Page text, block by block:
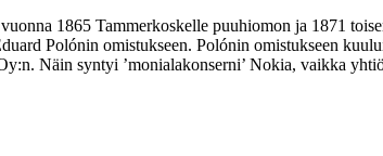
1865 Tammerkoskelle puuhiomon ja 1871
Polónin omistukseen. Polónin omistukseen
Näin syntyi ’monialakonserni’ Nokia, vaikka